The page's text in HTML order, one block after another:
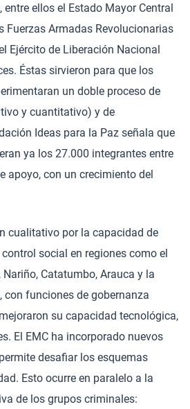
ellos el Estado Mayor Central
Fuerzas Armadas Revolucionarias
Ejército de Liberación Nacional
Éstas sirvieron para que los
un doble proceso de
y cuantitativo) y de
Ideas para la Paz señala que
ya los 27.000 integrantes entre
apoyo, con un crecimiento del
cualitativo por la capacidad de
social en regiones como el
Nariño, Catatumbo, Arauca y la
con funciones de gobernanza
su capacidad tecnológica,
El EMC ha incorporado nuevos
desafiar los esquemas
Esto ocurre en paralelo a la
de los grupos criminales: